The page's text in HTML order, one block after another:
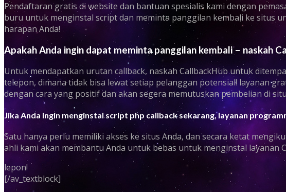
Pendaftaran gratis di website dan bantuan spesialis kami dengan
buru untuk menginstal script dan meminta panggilan kembali ke situs
harapan Anda!
Apakah Anda ingin dapat meminta panggilan kembali – naskah
Untuk mendapatkan urutan callback, naskah CallbackHub untuk
telepon, dimana tidak bisa lewat setiap pelanggan potensial! layanan
dengan cara yang positif dan akan segera memutuskan pembelian di
Jika Anda ingin menginstal script php callback sekarang, layanan
Satu hanya perlu memiliki akses ke situs Anda, dan secara ketat
ahli kami akan membantu Anda untuk bebas untuk menginstal layanan
lepon!
[/av_textblock]